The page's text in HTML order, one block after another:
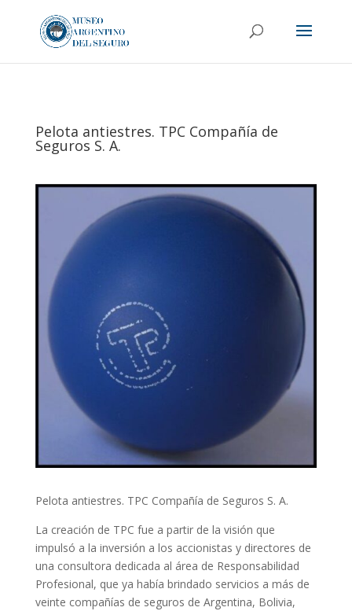
Pelota antiestres. TPC Compañía de
Seguros S. A.
Pelota antiestres. TPC Compañía de Seguros S. A.
La creación de TPC fue a partir de la visión que
impulsó a la inversión a los accionistas y directores de
una consultora dedicada al área de Responsabilidad
Profesional, que ya había brindado servicios a más de
veinte compañías de seguros de Argentina, Bolivia,